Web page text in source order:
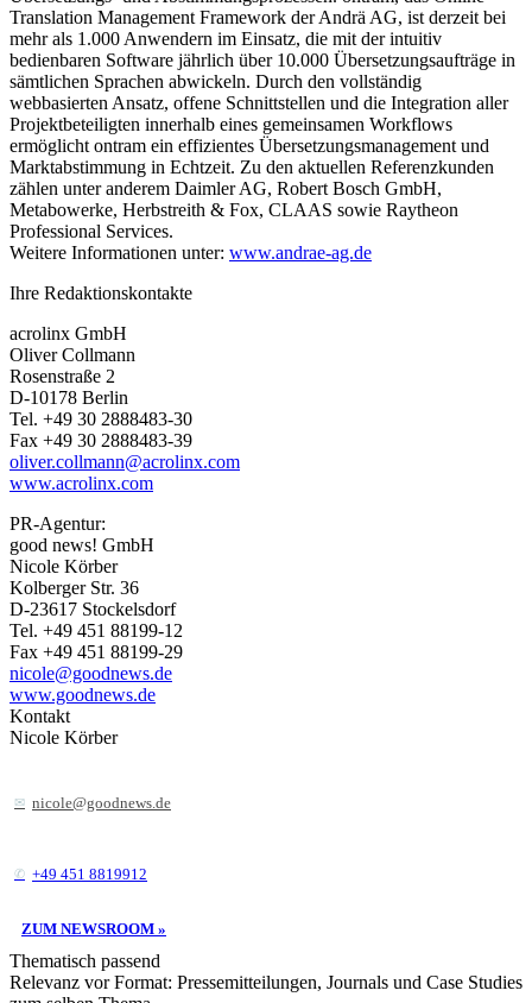
Translation Management Framework der Andrä AG, ist derzeit bei
mehr als 1.000 Anwendern im Einsatz, die mit der intuitiv
bedienbaren Software jährlich über 10.000 Übersetzungsaufträge in
sämtlichen Sprachen abwickeln. Durch den vollständig
webbasierten Ansatz, offene Schnittstellen und die Integration aller
Projektbeteiligten innerhalb eines gemeinsamen Workflows
ermöglicht ontram ein effizientes Übersetzungsmanagement und
Marktabstimmung in Echtzeit. Zu den aktuellen Referenzkunden
zählen unter anderem Daimler AG, Robert Bosch GmbH,
Metabowerke, Herbstreith & Fox, CLAAS sowie Raytheon
Professional Services.
Weitere Informationen unter: www.andrae-ag.de
Ihre Redaktionskontakte
acrolinx GmbH
Oliver Collmann
Rosenstraße 2
D-10178 Berlin
Tel. +49 30 2888483-30
Fax +49 30 2888483-39
oliver.collmann@acrolinx.com
www.acrolinx.com
PR-Agentur:
good news! GmbH
Nicole Körber
Kolberger Str. 36
D-23617 Stockelsdorf
Tel. +49 451 88199-12
Fax +49 451 88199-29
nicole@goodnews.de
www.goodnews.de
Kontakt
Nicole Körber
nicole@goodnews.de
+49 451 8819912
ZUM NEWSROOM »
Thematisch passend
Relevanz vor Format: Pressemitteilungen, Journals und Case Studies